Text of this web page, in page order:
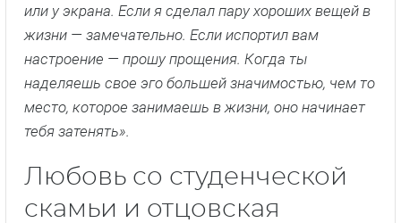
или у экрана. Если я сделал пару хороших вещей в
жизни — замечательно. Если испортил вам
настроение — прошу прощения. Когда ты
наделяешь свое эго большей значимостью, чем то
место, которое занимаешь в жизни, оно начинает
тебя затенять».
Любовь со студенческой
скамьи и отцовская